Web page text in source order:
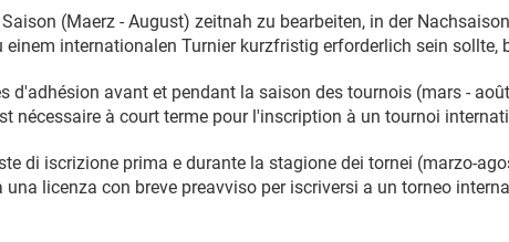
(Maerz - August) zeitnah zu bearbeiten, in der
internationalen Turnier kurzfristig erforderlich sein sollte,
d'adhésion avant et pendant la saison des tournois (mars -
nécessaire à court terme pour l'inscription à un tournoi
di iscrizione prima e durante la stagione dei tornei (marzo-
licenza con breve preavviso per iscriversi a un torneo